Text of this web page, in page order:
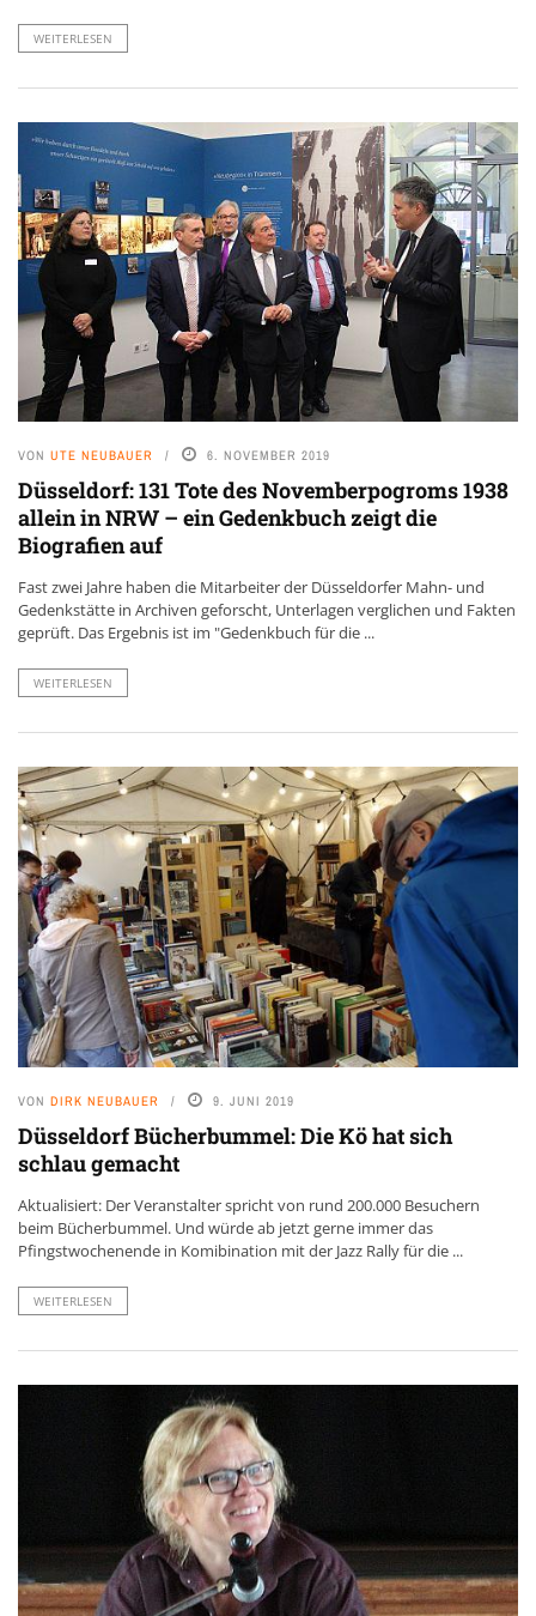
WEITERLESEN
VON UTE NEUBAUER 6. NOVEMBER 2019
Düsseldorf: 131 Tote des Novemberpogroms 1938
allein in NRW – ein Gedenkbuch zeigt die
Biografien auf
Fast zwei Jahre haben die Mitarbeiter der Düsseldorfer Mahn- und
Gedenkstätte in Archiven geforscht, Unterlagen verglichen und Fakten
geprüft. Das Ergebnis ist im "Gedenkbuch für die ...
WEITERLESEN
VON DIRK NEUBAUER 9. JUNI 2019
Düsseldorf Bücherbummel: Die Kö hat sich
schlau gemacht
Aktualisiert: Der Veranstalter spricht von rund 200.000 Besuchern
beim Bücherbummel. Und würde ab jetzt gerne immer das
Pfingstwochenende in Komibination mit der Jazz Rally für die ...
WEITERLESEN